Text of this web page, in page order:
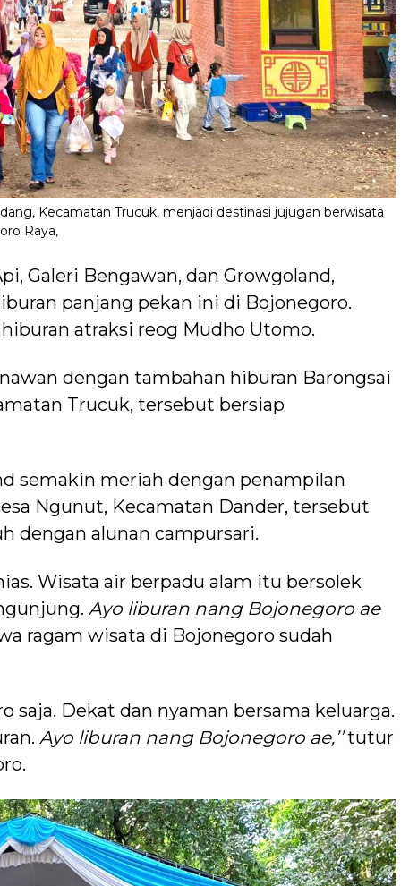
Kecamatan Trucuk, menjadi destinasi jujugan berwisata
Raya,
Galeri Bengawan, dan Growgoland,
panjang pekan ini di Bojonegoro.
atraksi reog Mudho Utomo.
dengan tambahan hiburan Barongsai
Trucuk, tersebut bersiap
semakin meriah dengan penampilan
Ngunut, Kecamatan Dander, tersebut
dengan alunan campursari.
Wisata air berpadu alam itu bersolek
Ayo liburan nang Bojonegoro ae
ragam wisata di Bojonegoro sudah
saja. Dekat dan nyaman bersama keluarga.
Ayo liburan nang Bojonegoro ae,’’tutur